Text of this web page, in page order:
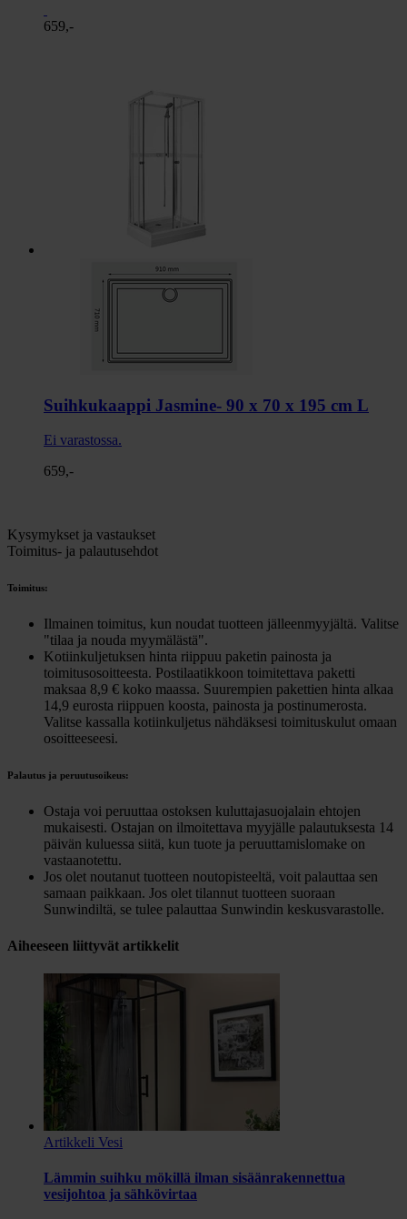
659,-
Suihkukaappi Jasmine- 90 x 70 x 195 cm L
Ei varastossa.
659,-
Kysymykset ja vastaukset
Toimitus- ja palautusehdot
Toimitus:
Ilmainen toimitus, kun noudat tuotteen jälleenmyyjältä. Valitse
"tilaa ja nouda myymälästä".
Kotiinkuljetuksen hinta riippuu paketin painosta ja
toimitusosoitteesta. Postilaatikkoon toimitettava paketti
maksaa 8,9 € koko maassa. Suurempien pakettien hinta alkaa
14,9 eurosta riippuen koosta, painosta ja postinumerosta.
Valitse kassalla kotiinkuljetus nähdäksesi toimituskulut omaan
osoitteeseesi.
Palautus ja peruutusoikeus:
Ostaja voi peruuttaa ostoksen kuluttajasuojalain ehtojen
mukaisesti. Ostajan on ilmoitettava myyjälle palautuksesta 14
päivän kuluessa siitä, kun tuote ja peruuttamislomake on
vastaanotettu.
Jos olet noutanut tuotteen noutopisteeltä, voit palauttaa sen
samaan paikkaan. Jos olet tilannut tuotteen suoraan
Sunwindiltä, se tulee palauttaa Sunwindin keskusvarastolle.
Aiheeseen liittyvät artikkelit
Artikkeli Vesi
Lämmin suihku mökillä ilman sisäänrakennettua
vesijohtoa ja sähkövirtaa